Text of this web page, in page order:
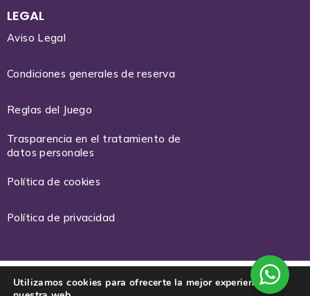
LEGAL
Aviso Legal
Condiciones generales de reserva
Reglas del Juego
Trasparencia en el tratamiento de
datos personales
Política de cookies
Política de privacidad
Utilizamos cookies para ofrecerte la mejor experiencia en